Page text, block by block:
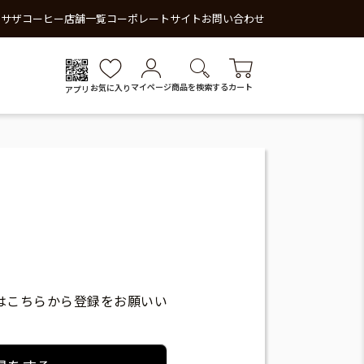
ザコーヒー店舗一覧コーポレートサイトお問い合わせ
アプリ お気に入り マイページ商品を検索するカート
ちらから登録をお願いい